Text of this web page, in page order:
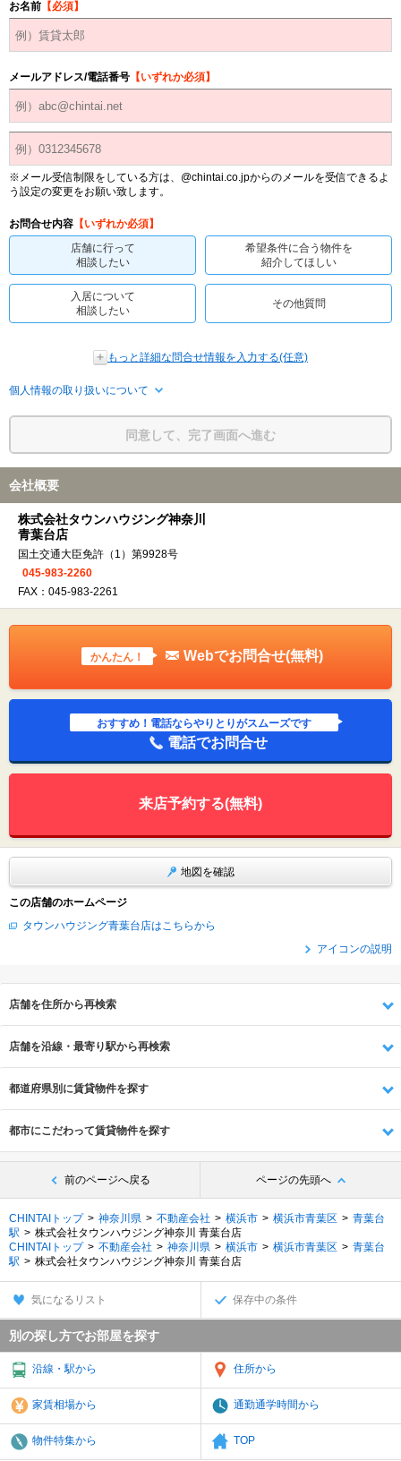
お名前 【必須】
メールアドレス/電話番号 【いずれか必須】
※メール受信制限をしている方は、@chintai.co.jpからのメールを受信できるよ
う設定の変更をお願い致します。
お問合せ内容 【いずれか必須】
店舗に行って
相談したい
希望条件に合う物件を
紹介してほしい
入居について
相談したい
その他質問
もっと詳細な問合せ情報を入力する(任意)
個人情報の取り扱いについて
同意して、完了画面へ進む
会社概要
株式会社タウンハウジング神奈川
青葉台店
国土交通大臣免許（1）第9928号
045-983-2260
FAX：045-983-2261
かんたん！ Webでお問合せ(無料)
おすすめ！電話ならやりとりがスムーズです
電話でお問合せ
来店予約する(無料)
地図を確認
この店舗のホームページ
タウンハウジング青葉台店はこちらから
アイコンの説明
店舗を住所から再検索
店舗を沿線・最寄り駅から再検索
都道府県別に賃貸物件を探す
都市にこだわって賃貸物件を探す
前のページへ戻る ページの先頭へ
CHINTAIトップ 神奈川県 不動産会社 横浜市 横浜市青葉区
青葉台
駅
株式会社タウンハウジング神奈川 青葉台店
CHINTAIトップ
不動産会社 神奈川県 横浜市 横浜市青葉区
青葉台
駅
株式会社タウンハウジング神奈川 青葉台店
気になるリスト 保存中の条件
別の探し方でお部屋を探す
沿線・駅から 住所から
家賃相場から 通勤通学時間から
物件特集から TOP